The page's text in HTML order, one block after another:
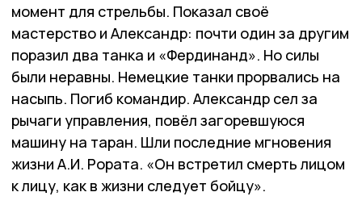
момент для стрельбы. Показал своё
мастерство и Александр: почти один за другим
поразил два танка и «Фердинанд». Но силы
были неравны. Немецкие танки прорвались на
насыпь. Погиб командир. Александр сел за
рычаги управления, повёл загоревшуюся
машину на таран. Шли последние мгновения
жизни А.И. Рората. «Он встретил смерть лицом
к лицу, как в жизни следует бойцу».